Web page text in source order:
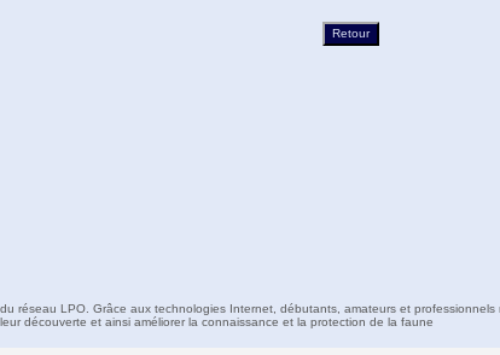
réseau LPO. Grâce aux technologies Internet, débutants, amateurs et professionnels
découverte et ainsi améliorer la connaissance et la protection de la faune